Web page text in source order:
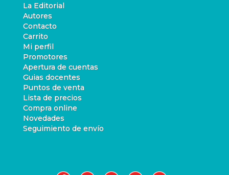
La Editorial
Autores
Contacto
Carrito
Mi perfil
Promotores
Apertura de cuentas
Guias docentes
Puntos de venta
Lista de precios
Compra online
Novedades
Seguimiento de envío